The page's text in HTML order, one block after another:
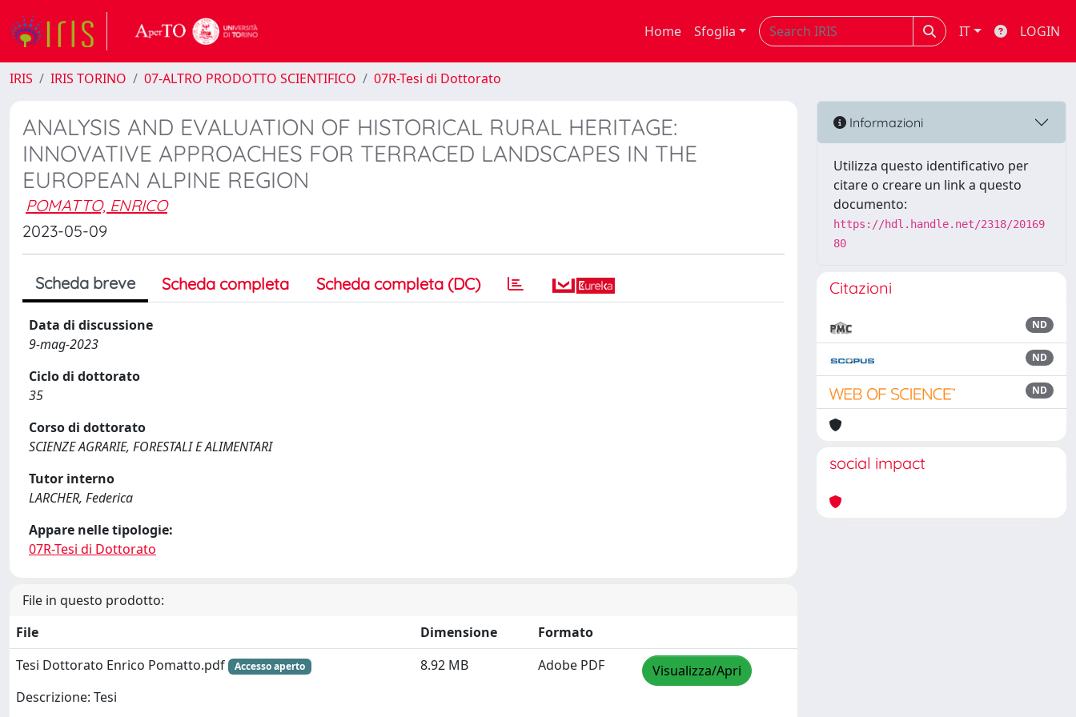
Home Sfoglia IT LOGIN
IRIS IRIS TORINO 07-ALTRO PRODOTTO SCIENTIFICO 07R-Tesi di Dottorato
ANALYSIS AND EVALUATION OF HISTORICAL RURAL HERITAGE:
INNOVATIVE APPROACHES FOR TERRACED LANDSCAPES IN THE
EUROPEAN ALPINE REGION
POMATTO, ENRICO
2023-05-09
Scheda breve Scheda completa Scheda completa (DC)
Data di discussione
9-mag-2023
Ciclo di dottorato
35
Corso di dottorato
SCIENZE AGRARIE, FORESTALI E ALIMENTARI
Tutor interno
LARCHER, Federica
Appare nelle tipologie:
07R-Tesi di Dottorato
File in questo prodotto:
File
Dimensione
Formato
Tesi Dottorato Enrico Pomatto.pdf
Accesso aperto
Descrizione: Tesi
8.92 MB Adobe PDF Visualizza/Apri
Informazioni
Utilizza questo identificativo per
citare o creare un link a questo
documento:
https://hdl.handle.net/2318/20169
80
Citazioni
ND
ND
ND
social impact